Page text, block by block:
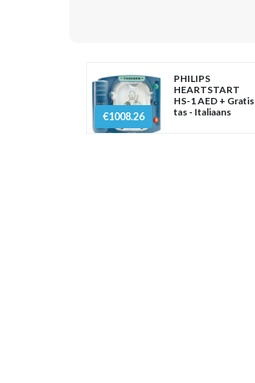
€1008.26
PHILIPS
HEARTSTART
HS-1 AED + Gratis
tas - Italiaans